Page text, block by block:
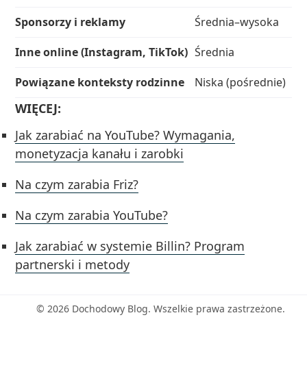
Sponsorzy i reklamy
Średnia–wysoka
Inne online (Instagram, TikTok) Średnia
Powiązane konteksty rodzinne
Niska (pośrednie)
WIĘCEJ:
Jak zarabiać na YouTube? Wymagania,
monetyzacja kanału i zarobki
Na czym zarabia Friz?
Na czym zarabia YouTube?
Jak zarabiać w systemie Billin? Program
partnerski i metody
© 2026 Dochodowy Blog. Wszelkie prawa zastrzeżone.